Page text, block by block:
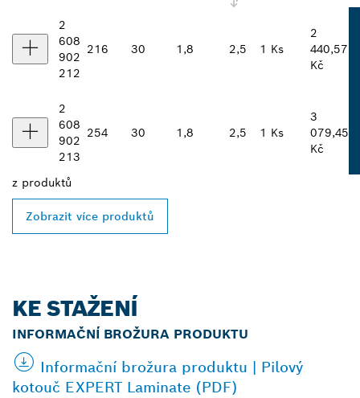
2
608
902
212
216 30 1,8 2,5 1 Ks
2
440,57
Kč
2
608
902
213
254 30 1,8 2,5 1 Ks
3
079,45
Kč
z produktů
Zobrazit více produktů
KE STAŽENÍ
INFORMAČNÍ BROŽURA PRODUKTU
Informační brožura produktu | Pilový
kotouč EXPERT Laminate (PDF)